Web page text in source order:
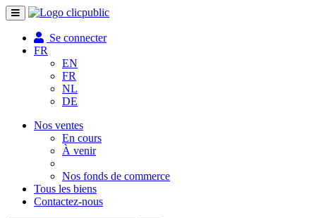
Toggle
navigation
Se connecter
FR
EN
FR
NL
DE
Nos ventes
En cours
À venir
Nos fonds de commerce
Tous les biens
Contactez-nous